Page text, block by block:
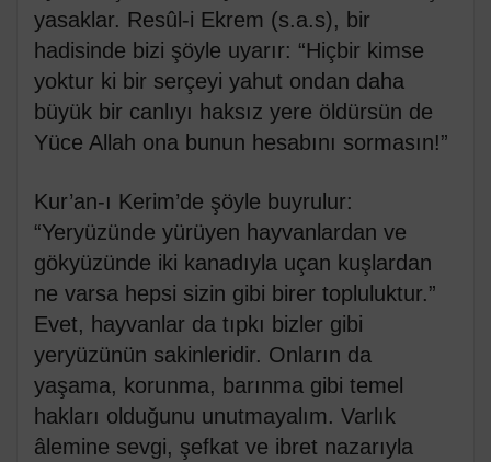
yasaklar. Resûl-i Ekrem (s.a.s), bir
hadisinde bizi şöyle uyarır: “Hiçbir kimse
yoktur ki bir serçeyi yahut ondan daha
büyük bir canlıyı haksız yere öldürsün de
Yüce Allah ona bunun hesabını sormasın!”
Kur’an-ı Kerim’de şöyle buyrulur:
“Yeryüzünde yürüyen hayvanlardan ve
gökyüzünde iki kanadıyla uçan kuşlardan
ne varsa hepsi sizin gibi birer topluluktur.”
Evet, hayvanlar da tıpkı bizler gibi
yeryüzünün sakinleridir. Onların da
yaşama, korunma, barınma gibi temel
hakları olduğunu unutmayalım. Varlık
âlemine sevgi, şefkat ve ibret nazarıyla